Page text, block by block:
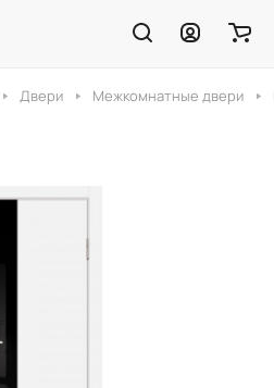
Двери Межкомнатные двери